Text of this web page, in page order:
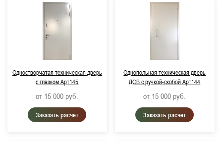
Одностворчатая техническая дверь
с глазком Арт145
от 15 000 руб.
Заказать расчет
Однопольная техническая дверь
ДСВ с ручкой-скобой Арт144
от 15 000 руб.
Заказать расчет